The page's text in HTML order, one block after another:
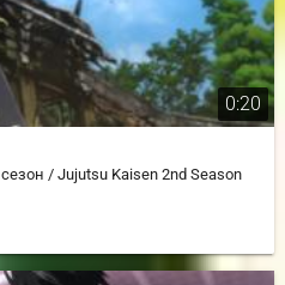
0:20
/ Jujutsu Kaisen 2nd Season